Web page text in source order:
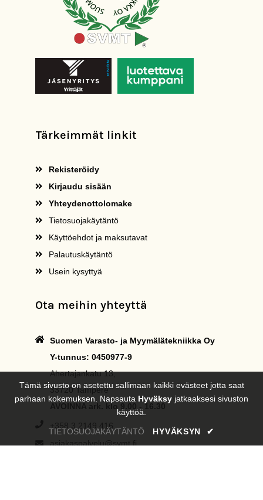
Tärkeimmät linkit
Rekisteröidy
Kirjaudu sisään
Yhteydenottolomake
Tietosuojakäytäntö
Käyttöehdot ja maksutavat
Palautuskäytäntö
Usein kysyttyä
Ota meihin yhteyttä
Suomen Varasto- ja Myymälätekniikka Oy
Y-tunnus: 0450977-9
Ahertajankatu 13,
33720 Tampere
AVOINNA ark. klo 9.00 - 16.30
+358 3 2149 416
asiakaspalvelu@svmt.fi
Tämä sivusto on asetettu sallimaan kaikki evästeet jotta saat
parhaan kokemuksen. Napsauta Hyväksy jatkaaksesi sivuston
käyttöä.
TIETOSUOJAKÄYTÄNTÖ HYVÄKSYN ✔